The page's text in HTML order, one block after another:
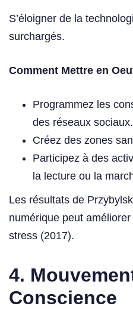
S’éloigner de la
surchargés.
Comment Mettre en
Programmez les
des réseaux sociaux.
Créez des zones
Participez à des
la lecture ou la
Les résultats de
numérique peut
stress (2017).
4.
Conscience